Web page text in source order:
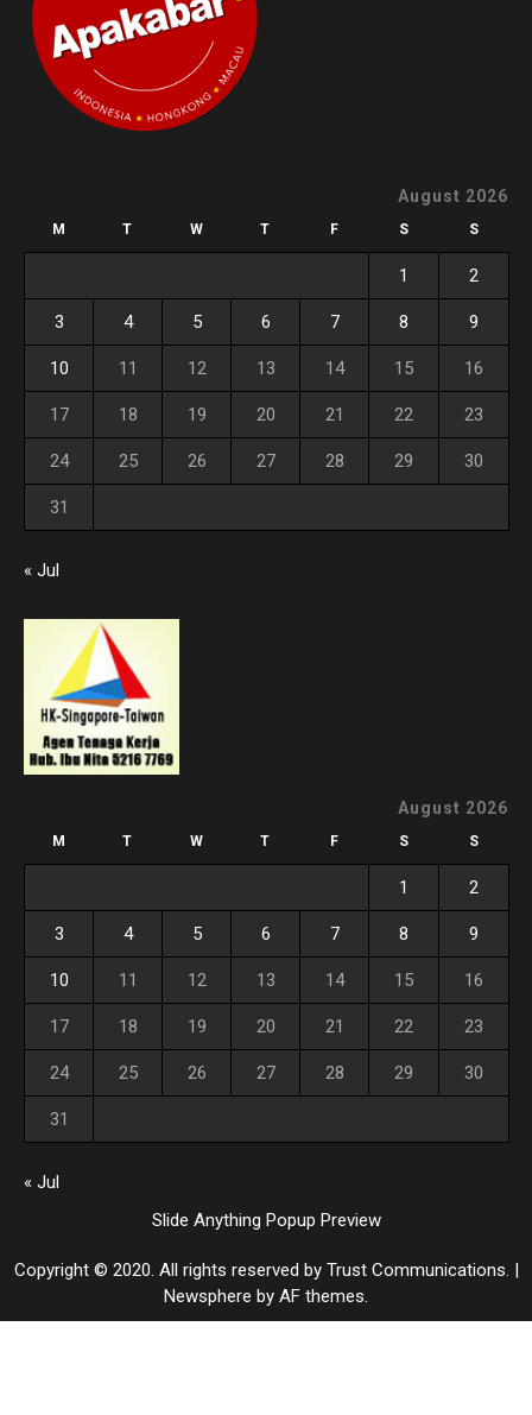
August 2026
M T W T F S S
1 2
3 4 5 6 7 8 9
10 11 12 13 14 15 16
17 18 19 20 21 22 23
24 25 26 27 28 29 30
31
« Jul
August 2026
M T W T F S S
1 2
3 4 5 6 7 8 9
10 11 12 13 14 15 16
17 18 19 20 21 22 23
24 25 26 27 28 29 30
31
« Jul
Slide Anything Popup Preview
Copyright © 2020. All rights reserved by Trust Communications. |
Newsphere by AF themes.